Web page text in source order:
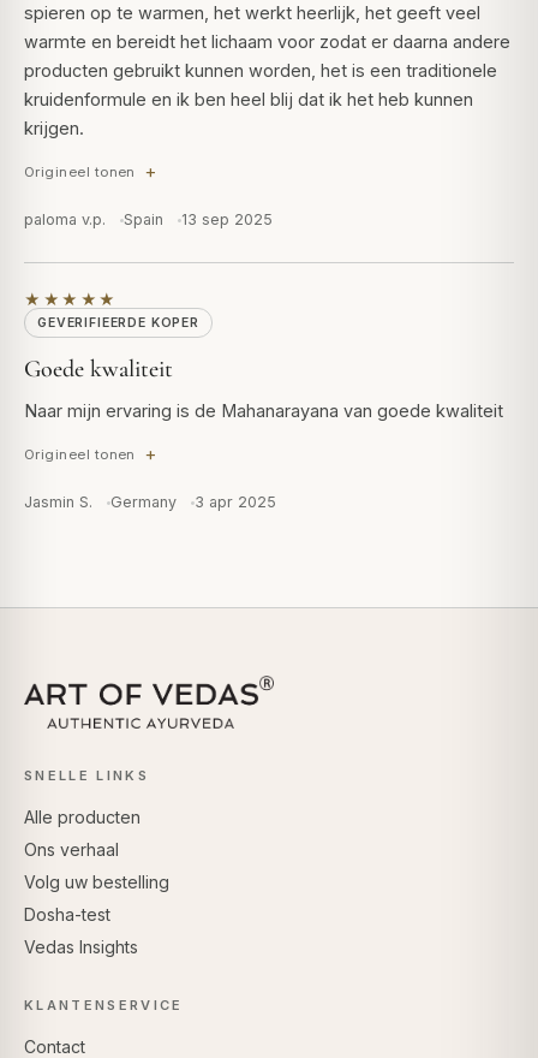
spieren op te warmen, het werkt heerlijk, het geeft veel
warmte en bereidt het lichaam voor zodat er daarna andere
producten gebruikt kunnen worden, het is een traditionele
kruidenformule en ik ben heel blij dat ik het heb kunnen
krijgen.
Origineel tonen
paloma v.p. Spain 13 sep 2025
★★★★★
GEVERIFIEERDE KOPER
Goede kwaliteit
Naar mijn ervaring is de Mahanarayana van goede kwaliteit
Origineel tonen
Jasmin S. Germany 3 apr 2025
SNELLE LINKS
Alle producten
Ons verhaal
Volg uw bestelling
Dosha-test
Vedas Insights
KLANTENSERVICE
Contact